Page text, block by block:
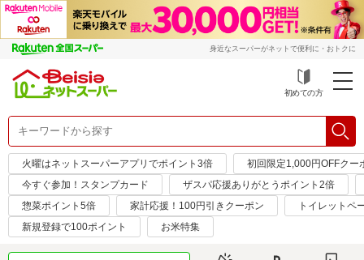
身近なスーパーがネットで便利に・おトクに
初めての方
火曜はネットスーパーアプリでポイント3倍
初回限定1,000円OFFクー
今すぐ参加！スタンプカード
ザスパ応援ありがとうポイント2倍
惣菜ポイント5倍
家計応援！100円引きクーポン
トイレットペ
新規登録で100ポイント
お米特集